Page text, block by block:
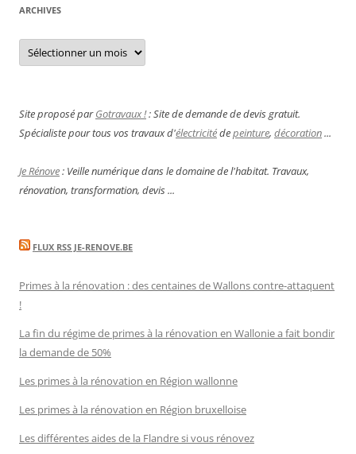
ARCHIVES
Archives
Site proposé parGotravaux !: Site de demande de devis gratuit.
Spécialiste pour tous vos travaux d'électricitédepeinture, décoration...
Je Rénove: Veille numérique dans le domaine de l'habitat. Travaux,
rénovation, transformation, devis ...
FLUX RSS JE-RENOVE.BE
Primes à la rénovation : des centaines de Wallons contre-attaquent
!
La fin du régime de primes à la rénovation en Wallonie a fait bondir
la demande de 50%
Les primes à la rénovation en Région wallonne
Les primes à la rénovation en Région bruxelloise
Les différentes aides de la Flandre si vous rénovez